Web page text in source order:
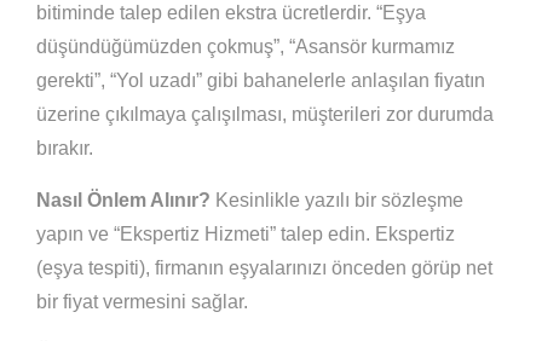
bitiminde talep edilen ekstra ücretlerdir. “Eşya
düşündüğümüzden çokmuş”, “Asansör kurmamız
gerekti”, “Yol uzadı” gibi bahanelerle anlaşılan fiyatın
üzerine çıkılmaya çalışılması, müşterileri zor durumda
bırakır.
Nasıl Önlem Alınır? Kesinlikle yazılı bir sözleşme
yapın ve “Ekspertiz Hizmeti” talep edin. Ekspertiz
(eşya tespiti), firmanın eşyalarınızı önceden görüp net
bir fiyat vermesini sağlar.